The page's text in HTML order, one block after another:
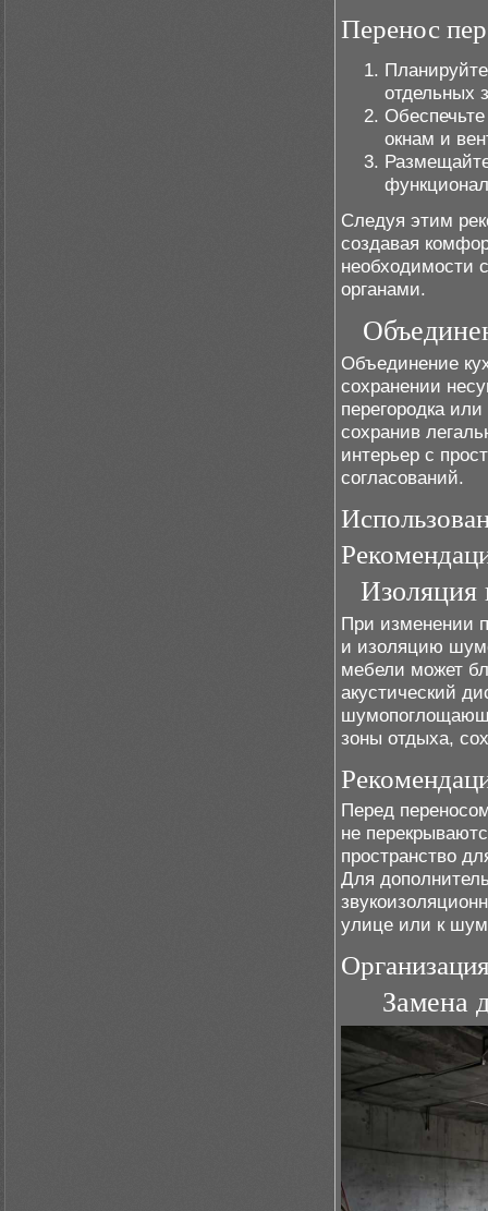
Перенос
отдельных
окнам и
Следуя этим
создавая
необходимости
органами.
Объединение
сохранении
перегородка
сохранив
интерьер с
согласований.
Изоляция
При изменении
и изоляцию
мебели может
акустический
зоны отдыха,
Перед
не
пространство
Для
улице или к
Замена